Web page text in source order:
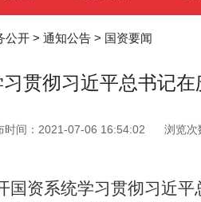
公开 > 通知公告 > 国资要闻
贯彻习近平总书记
时间：2021-07-06 16:54:02 浏览次
资系统学习贯彻习近